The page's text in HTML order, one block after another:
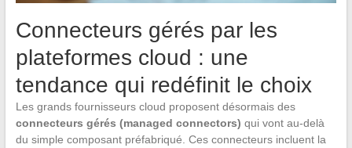
Connecteurs gérés par les
plateformes cloud : une
tendance qui redéfinit le choix
Les grands fournisseurs cloud proposent désormais des
connecteurs gérés (managed connectors) qui vont au-delà
du simple composant préfabriqué. Ces connecteurs incluent la